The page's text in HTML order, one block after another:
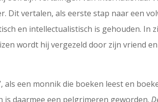
Dit vertalen, als eerste stap naar een
en intellectualistisch is gehouden. In
wordt hij vergezeld door zijn vriend
als een monnik die boeken leest en
is daarmee een pelgrimeren geworden.